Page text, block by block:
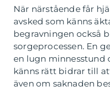
När närstående får
avsked som känns
begravningen också
sorgeprocessen. En
en lugn minnesstund
känns rätt bidrar till
även om saknaden